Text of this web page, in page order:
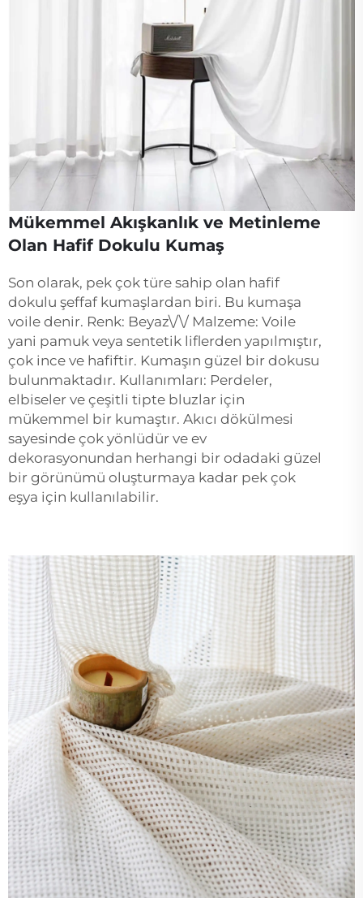
Mükemmel Akışkanlık ve Metinleme
Olan Hafif Dokulu Kumaş
Son olarak, pek çok türe sahip olan hafif
dokulu şeffaf kumaşlardan biri. Bu kumaşa
voile denir. Renk: Beyaz\/\/ Malzeme: Voile
yani pamuk veya sentetik liflerden yapılmıştır,
çok ince ve hafiftir. Kumaşın güzel bir dokusu
bulunmaktadır. Kullanımları: Perdeler,
elbiseler ve çeşitli tipte bluzlar için
mükemmel bir kumaştır. Akıcı dökülmesi
sayesinde çok yönlüdür ve ev
dekorasyonundan herhangi bir odadaki güzel
bir görünümü oluşturmaya kadar pek çok
eşya için kullanılabilir.